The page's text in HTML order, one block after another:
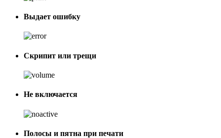
Выдает ошибку
Скрипит или трещи
Не включается
Полосы и пятна при печати